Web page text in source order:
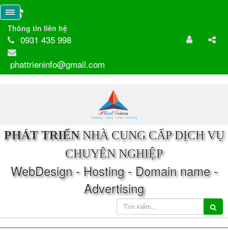
Thông tin liên hệ
0931 435 998
phattrieninfo@gmail.com
PHÁT TRIỂNNHÀ CUNG CẤP DỊCH VỤ
CHUYÊN NGHIỆP
WebDesign - Hosting - Domain name -
Advertising